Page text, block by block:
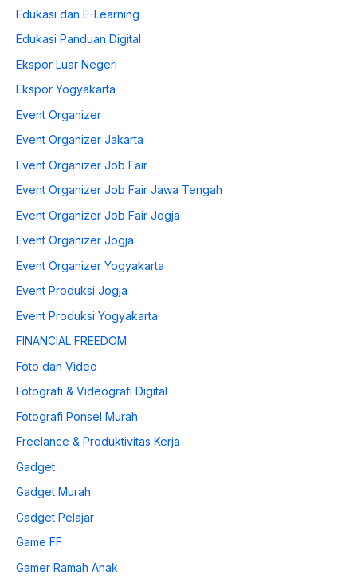
Edukasi dan E-Learning
Edukasi Panduan Digital
Ekspor Luar Negeri
Ekspor Yogyakarta
Event Organizer
Event Organizer Jakarta
Event Organizer Job Fair
Event Organizer Job Fair Jawa Tengah
Event Organizer Job Fair Jogja
Event Organizer Jogja
Event Organizer Yogyakarta
Event Produksi Jogja
Event Produksi Yogyakarta
FINANCIAL FREEDOM
Foto dan Video
Fotografi & Videografi Digital
Fotografi Ponsel Murah
Freelance & Produktivitas Kerja
Gadget
Gadget Murah
Gadget Pelajar
Game FF
Gamer Ramah Anak